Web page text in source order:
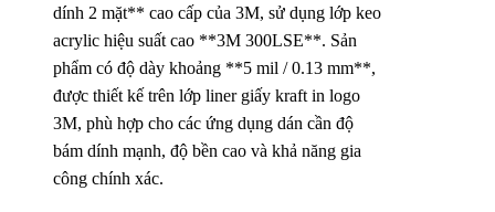
dính 2 mặt** cao cấp của 3M, sử dụng lớp keo
acrylic hiệu suất cao **3M 300LSE**. Sản
phẩm có độ dày khoảng **5 mil / 0.13 mm**,
được thiết kế trên lớp liner giấy kraft in logo
3M, phù hợp cho các ứng dụng dán cần độ
bám dính mạnh, độ bền cao và khả năng gia
công chính xác.